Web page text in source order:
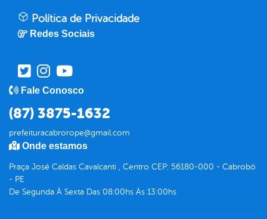
Política de Privacidade
Redes Sociais
Fale Conosco
(87) 3875-1632
prefeituracabrorope@gmail.com
Onde estamos
Praça José Caldas Cavalcanti , Centro CEP: 56180-000 - Cabrobó
- PE
De Segunda À Sexta Das 08:00hs Às 13:00hs